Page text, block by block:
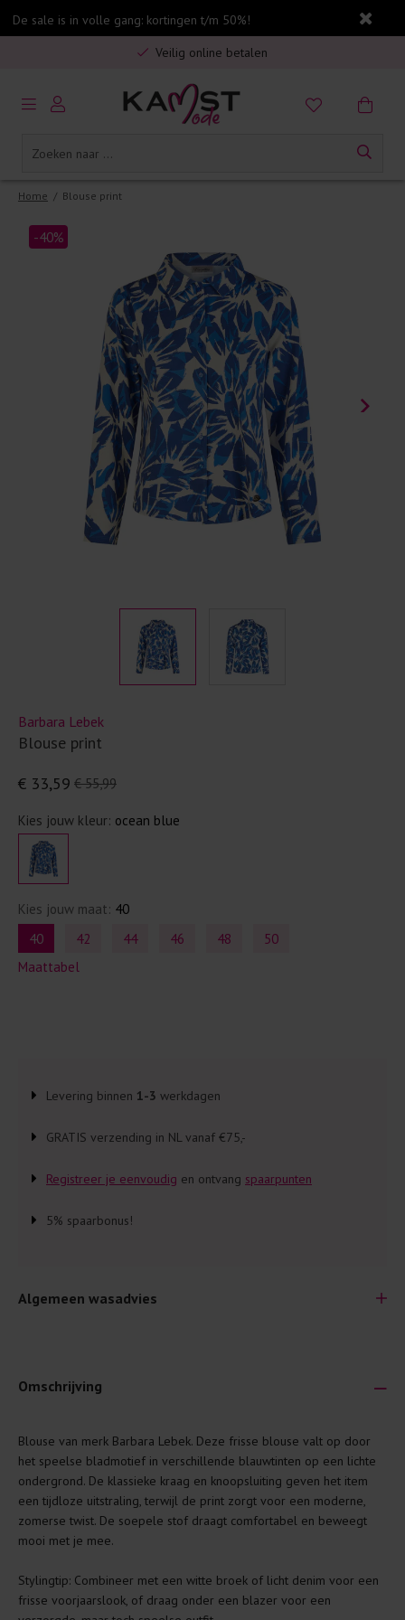
De sale is in volle gang: kortingen t/m 50%!
Gratis verzending in Nederland vanaf €75,-
Veilig online betalen
5% spaarbonus op jouw aankoop
Gratis verzending in Nederland vanaf €75,-
Home / Blouse print
-40%
Barbara Lebek
Blouse print
€ 55,99
€ 33,59
Kies jouw kleur: ocean blue
Kies jouw maat: 40
40
42 44 46 48
50
Maattabel
Levering binnen 1-3 werkdagen
GRATIS verzending in NL vanaf €75,-
Registreer je eenvoudig en ontvang spaarpunten
5% spaarbonus!
Algemeen wasadvies
Je wilt natuurlijk lang plezier hebben van je nieuwe kleding.
Daarom geven wij een aantal algemene was-tips:
Lees altijd eerst even het was-etiket.
Was kleding binnenste buiten. Dat beschermt de
buitenkant.
genoeg.
Was zo koud mogelijk. Op 20 of 30 graden wassen is vaak
Omschrijving
Blouse van merk Barbara Lebek. Deze frisse blouse valt op door
het speelse bladmotief in verschillende blauwtinten op een lichte
ondergrond. De klassieke kraag en knoopsluiting geven het item
een tijdloze uitstraling, terwijl de print zorgt voor een moderne,
zomerse twist. De soepele stof draagt comfortabel en beweegt
mooi met je mee.
Stylingtip: Combineer met een witte broek of licht denim voor een
frisse voorjaarslook, of draag onder een blazer voor een